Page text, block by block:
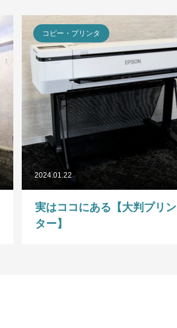
2024.01.22
コピー・プリンタ
実はココにある【大判プリン
ター】